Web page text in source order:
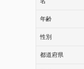
年齢
性別
都道府県